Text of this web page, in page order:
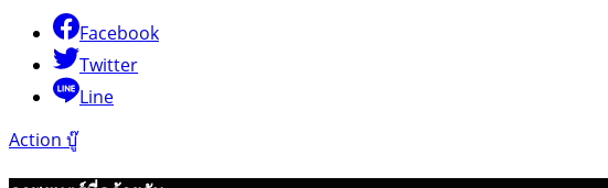
Facebook
Twitter
Line
Action บู๊